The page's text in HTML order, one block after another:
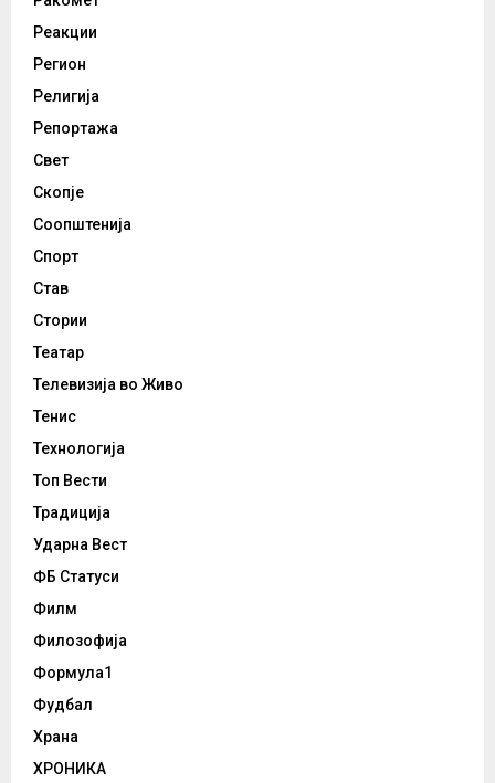
Реакции
Регион
Религија
Репортажа
Свет
Скопје
Соопштенија
Спорт
Став
Стории
Театар
Телевизија во Живо
Тенис
Технологија
Топ Вести
Традиција
Ударна Вест
ФБ Статуси
Филм
Филозофија
Формула1
Фудбал
Храна
ХРОНИКА